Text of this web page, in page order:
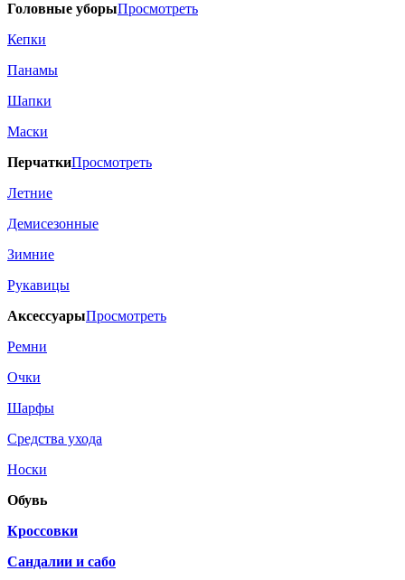
Головные уборыПросмотреть
Кепки
Панамы
Шапки
Маски
ПерчаткиПросмотреть
Летние
Демисезонные
Зимние
Рукавицы
АксессуарыПросмотреть
Ремни
Очки
Шарфы
Средства ухода
Носки
Обувь
Кроссовки
Сандалии и сабо